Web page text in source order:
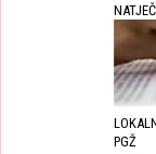
PGŽ